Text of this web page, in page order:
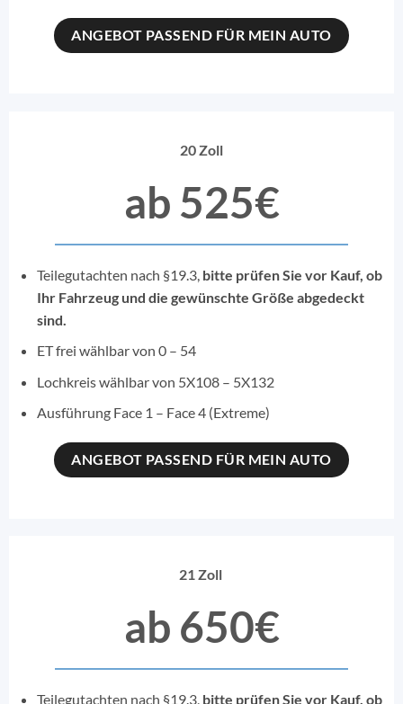
ANGEBOT PASSEND FÜR MEIN AUTO
20 Zoll
ab 525€
Teilegutachten nach §19.3, bitte prüfen Sie vor Kauf, ob
Ihr Fahrzeug und die gewünschte Größe abgedeckt
sind.
ET frei wählbar von 0 – 54
Lochkreis wählbar von 5X108 – 5X132
Ausführung Face 1 – Face 4 (Extreme)
ANGEBOT PASSEND FÜR MEIN AUTO
21 Zoll
ab 650€
Teilegutachten nach §19.3, bitte prüfen Sie vor Kauf, ob